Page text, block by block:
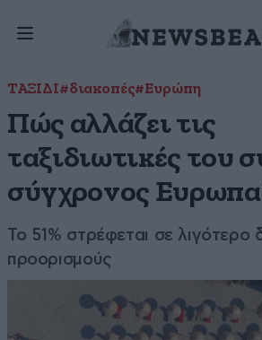
ΤΑΞΙΔΙ#διακοπές#Ευρώπη
Πώς αλλάζει τις
ταξιδιωτικές του
σύγχρονος
Το 51% στρέφεται σε λιγότερο
προορισμούς